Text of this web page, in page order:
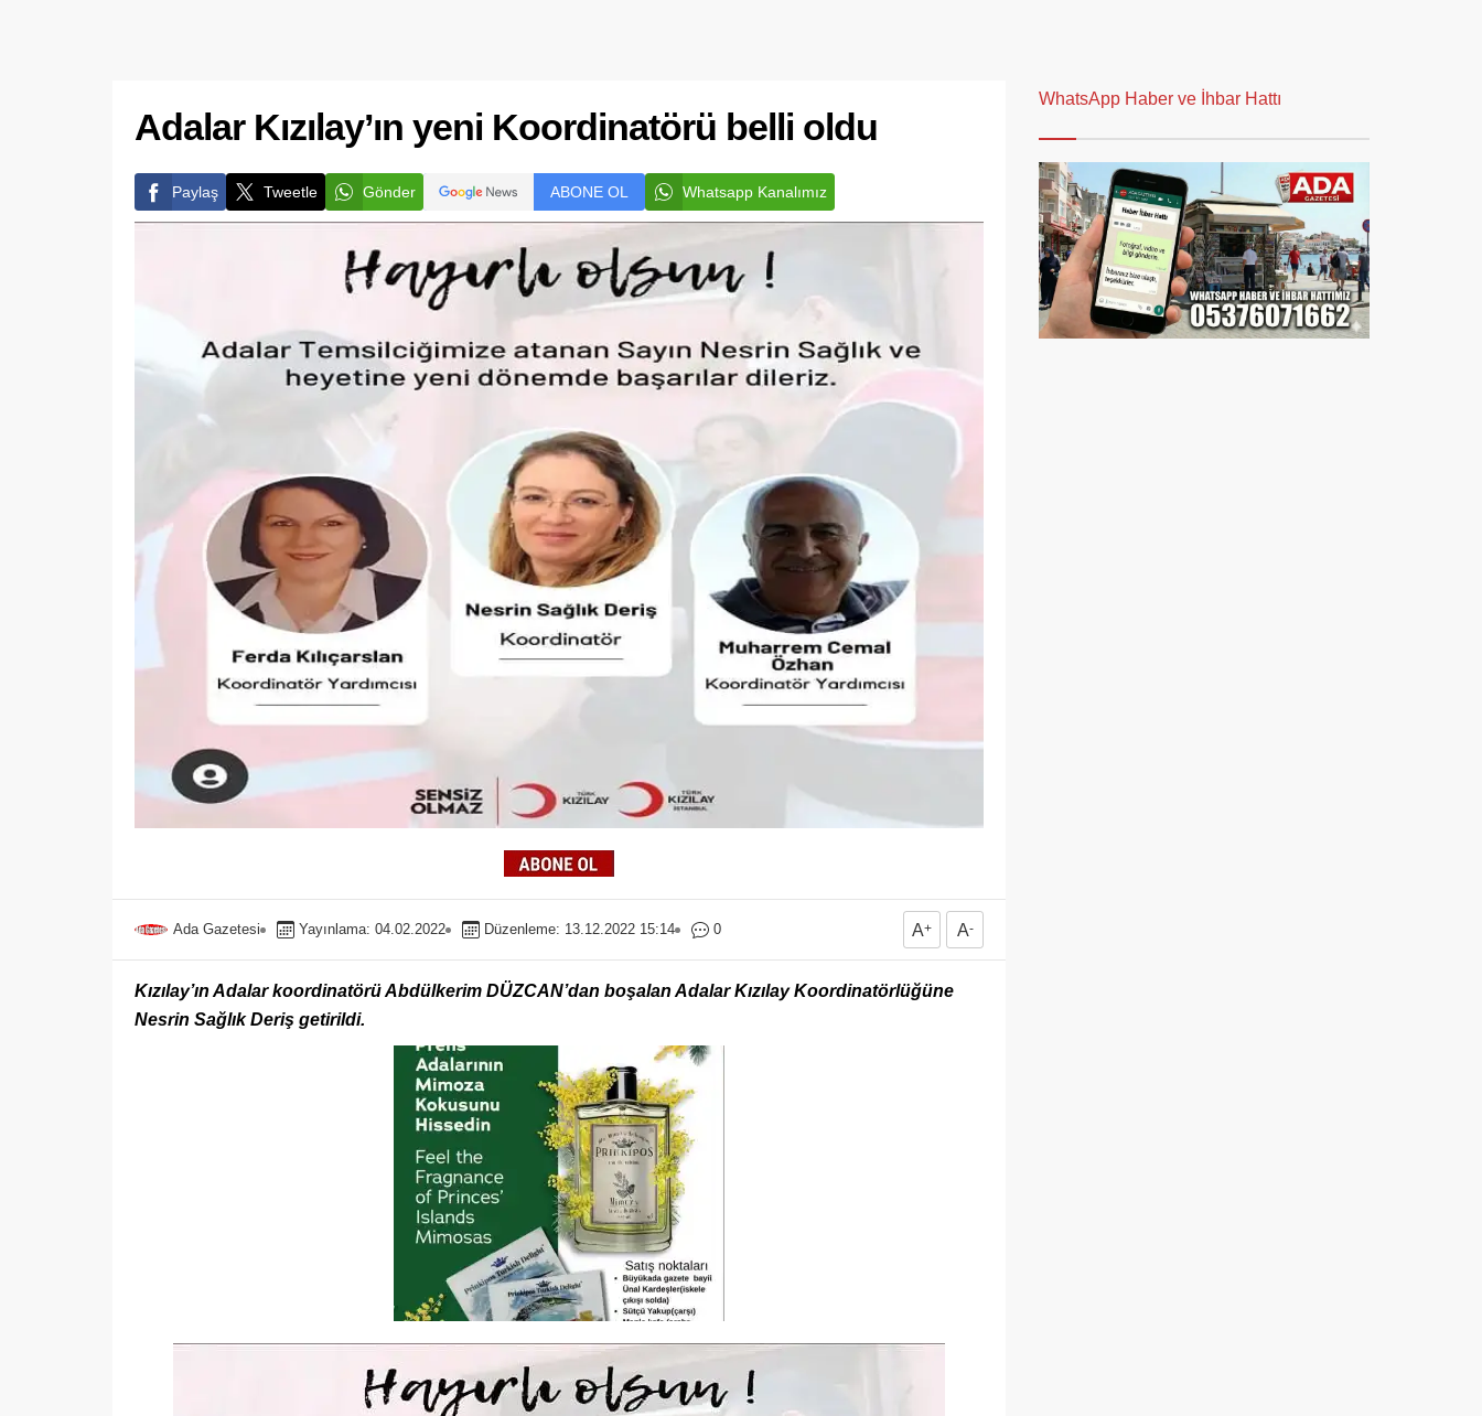
Adalar Kızılay’ın yeni Koordinatörü belli oldu
Paylaş Tweetle Gönder ABONE OL Whatsapp Kanalımız
Ada Gazetesi Yayınlama: 04.02.2022 Düzenleme: 13.12.2022 15:14 0 A+ A-
Kızılay’ın Adalar koordinatörü Abdülkerim DÜZCAN’dan boşalan Adalar Kızılay Koordinatörlüğüne
Nesrin Sağlık Deriş getirildi.
WhatsApp Haber ve İhbar Hattı